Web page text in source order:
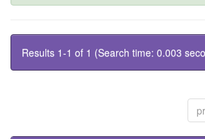
Results 1-1 of 1 (Search time: 0.003